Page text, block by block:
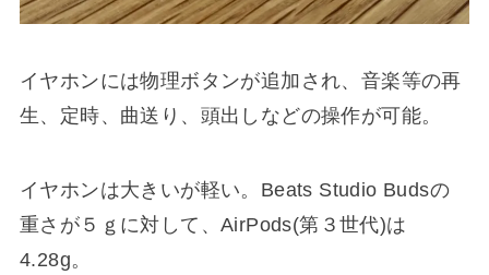
イヤホンには物理ボタンが追加され、音楽等の再
生、定時、曲送り、頭出しなどの操作が可能。
イヤホンは大きいが軽い。Beats Studio Budsの
重さが５ｇに対して、AirPods(第３世代)は
4.28g。